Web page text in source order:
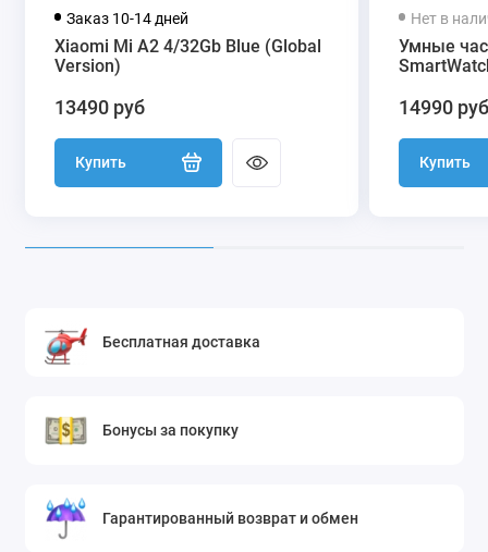
Заказ 10-14 дней
Xiaomi Mi A2 4/32Gb Blue (Global
Version)
13490 руб
Купить
Нет в
Умные
14990 руб
Купить
Бесплатная доставка
Бонусы за покупку
Гарантированный возврат и обмен